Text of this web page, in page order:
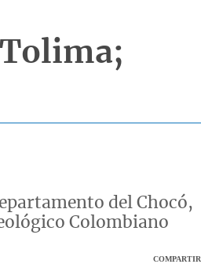
del Chocó,
Colombiano
COMPARTIR